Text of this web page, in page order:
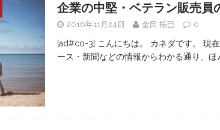
企業の中堅・ベテラン販売員
2016年11月24日 金田 拓巳 0
[ad#co-3] こんにちは。 カネダです。 現
ース・新聞などの情報からわかる通り、ほ